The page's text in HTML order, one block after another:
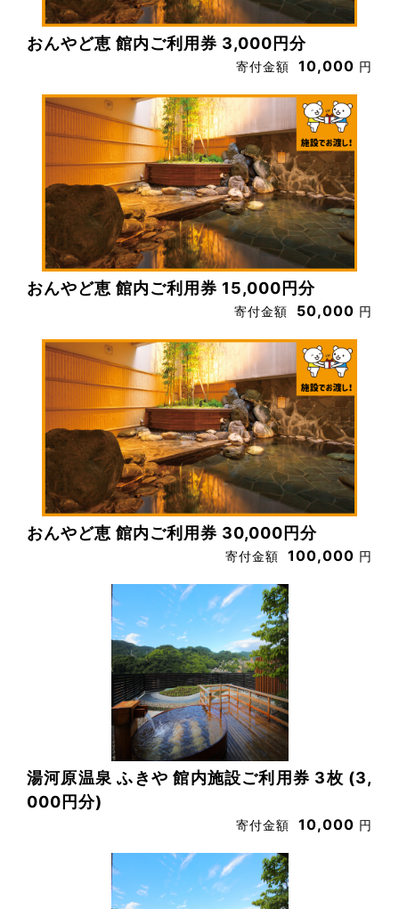
おんやど恵 館内ご利用券 3,000円分
寄付金額 10,000 円
おんやど恵 館内ご利用券 15,000円分
寄付金額 50,000 円
おんやど恵 館内ご利用券 30,000円分
寄付金額 100,000 円
湯河原温泉 ふきや 館内施設ご利用券 3枚 (3,
000円分)
寄付金額 10,000 円